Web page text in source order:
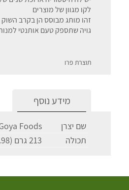
לקו מגוון של מוצרים
זהו מותג מבוסס הן בקרב
גויה שתספק טעם אותנטי
תוצרת פרו
מידע נוסף
שם יצרן
Foods
תכולה
213 גרם (14.98 ₪ ל-100 גרם)